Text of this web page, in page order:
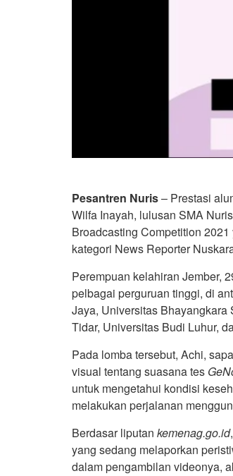
Pesantren Nuris– Prestasi
Wilfa Inayah, lulusan SMA
Broadcasting Competition
kategori News Reporter
Perempuan kelahiran Jember,
pelbagai perguruan tinggi, di
Jaya, Universitas
Tidar, Universitas Budi Luhur,
Pada lomba tersebut, Achi,
visual tentang suasana tes
untuk mengetahui kondisi
melakukan perjalanan
Berdasar liputan kemenag.go.id
yang sedang melaporkan
dalam pengambilan videonya,